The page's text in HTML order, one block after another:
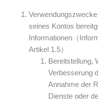
seines Kontos
Informationen（
Artikel 1.5）
Bereitstellung,
Verbesserung
Annahme der
Dienste oder